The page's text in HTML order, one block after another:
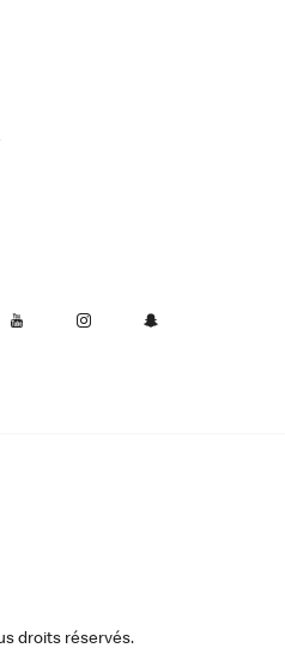
droits réservés.